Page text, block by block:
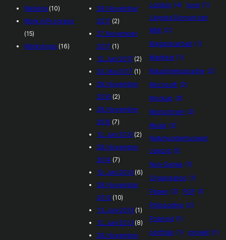
Website (10)
Work In Progress
(15)
Workshops (16)
28. November
2017 (2)
27. November
2017 (1)
12. Juni 2017 (2)
20. Mai 2017 (1)
28. November
2016 (2)
28. November
2015 (7)
12. Juni 2015 (2)
28. November
2014 (7)
12. Juni 2014(6)
28. November
2013 (10)
13. Juni 2013 (1)
12. Juni 2013 (8)
28. November
London (4) loop (1)
Längste Domain der
Welt (2)
Magisterarbeit (1)
Manifest (1)
Maschinensprache (2)
Microsoft (2)
Mockup (2)
Monochrom (2)
Musik (2)
Naturkundemuseum
Leipzig (2)
Non-Sense (1)
Organisation (1)
Papier (2) PDF (1)
Philosophie (2)
Polaroid (1)
portfolio (1) projekt (1)